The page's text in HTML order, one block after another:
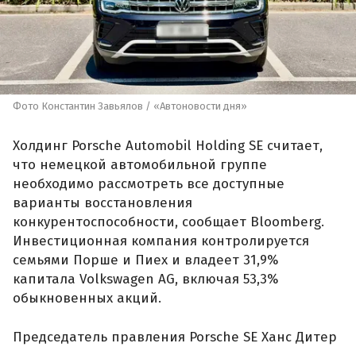
Фото Константин Завьялов / «Автоновости дня»
Холдинг Porsche Automobil Holding SE считает,
что немецкой автомобильной группе
необходимо рассмотреть все доступные
варианты восстановления
конкурентоспособности, сообщает Bloomberg.
Инвестиционная компания контролируется
семьями Порше и Пиех и владеет 31,9%
капитала Volkswagen AG, включая 53,3%
обыкновенных акций.
Председатель правления Porsche SE Ханс Дитер